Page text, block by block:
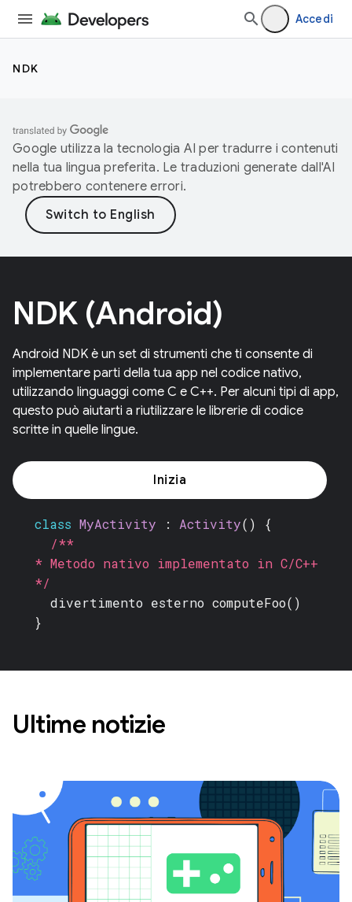
Accedi
NDK
Google utilizza la tecnologia AI per tradurre i contenuti
nella tua lingua preferita. Le traduzioni generate dall'AI
potrebbero contenere errori.
NDK (Android)
Android NDK è un set di strumenti che ti consente di
implementare parti della tua app nel codice nativo,
utilizzando linguaggi come C e C++. Per alcuni tipi di app,
questo può aiutarti a riutilizzare le librerie di codice
scritte in quelle lingue.
Inizia
class MyActivity : Activity() {
/**
* Metodo nativo implementato in C/C++
*/
divertimento esterno computeFoo()
}
Ultime notizie